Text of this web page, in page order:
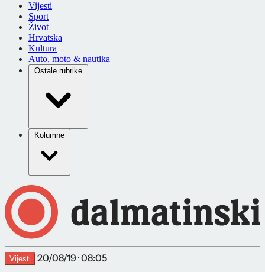
Vijesti
Sport
Život
Hrvatska
Kultura
Auto, moto & nautika
Ostale rubrike
Kolumne
Vijesti 20/08/19 · 08:05